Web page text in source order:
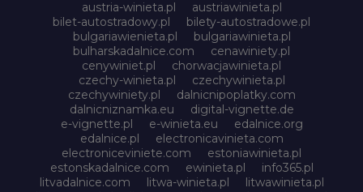
austria-winieta.pl
austriawinieta.pl
bilet-autostradowy.pl
bilety-autostradowe.pl
bulgariawienieta.pl
bulgariawinieta.pl
bulharskadalnice.com
cenawiniety.pl
cenywiniet.pl
chorwacjawinieta.pl
czechy-winieta.pl
czechywinieta.pl
czechywiniety.pl
dalnicnipoplatky.com
dalnicniznamka.eu
digital-vignette.de
e-vignette.pl
e-winieta.eu
edalnice.org
edalnice.pl
electronicavinieta.com
electroniceviniete.com
estoniawinieta.pl
estonskadalnice.com
ewinieta.pl
info365.pl
litvadalnice.com
litwa-winieta.pl
litwawinieta.pl